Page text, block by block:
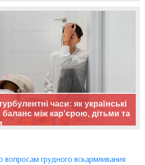
часи: як українські
між кар’єрою, дітьми та
вопросам грудного вскармливания